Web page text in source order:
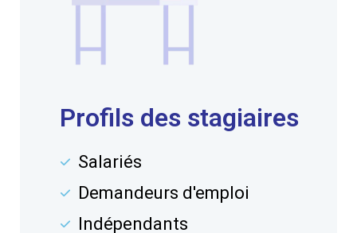
Profils des stagiaires
Salariés
Demandeurs d'emploi
Indépendants